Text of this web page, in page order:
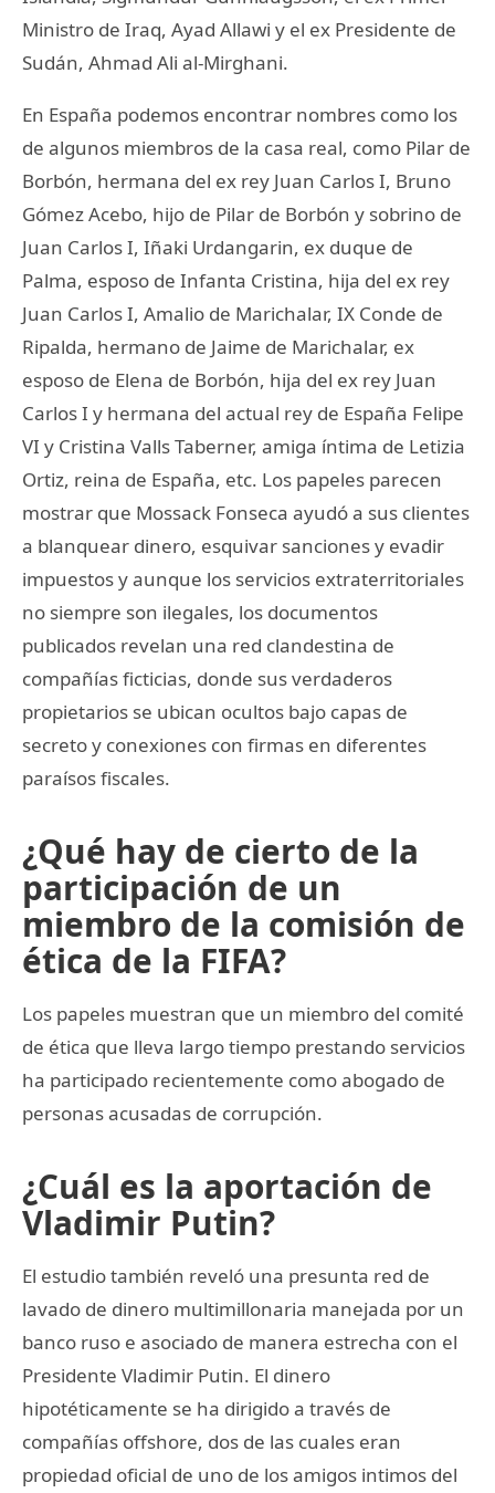
Ministro de Iraq, Ayad Allawi y el ex Presidente de
Sudán, Ahmad Ali al-Mirghani.
En España podemos encontrar nombres como los
de algunos miembros de la casa real, como Pilar de
Borbón, hermana del ex rey Juan Carlos I, Bruno
Gómez Acebo, hijo de Pilar de Borbón y sobrino de
Juan Carlos I, Iñaki Urdangarin, ex duque de
Palma, esposo de Infanta Cristina, hija del ex rey
Juan Carlos I, Amalio de Marichalar, IX Conde de
Ripalda, hermano de Jaime de Marichalar, ex
esposo de Elena de Borbón, hija del ex rey Juan
Carlos I y hermana del actual rey de España Felipe
VI y Cristina Valls Taberner, amiga íntima de Letizia
Ortiz, reina de España, etc. Los papeles parecen
mostrar que Mossack Fonseca ayudó a sus clientes
a blanquear dinero, esquivar sanciones y evadir
impuestos y aunque los servicios extraterritoriales
no siempre son ilegales, los documentos
publicados revelan una red clandestina de
compañías ficticias, donde sus verdaderos
propietarios se ubican ocultos bajo capas de
secreto y conexiones con firmas en diferentes
paraísos fiscales.
¿Qué hay de cierto de la
participación de un
miembro de la comisión de
ética de la FIFA?
Los papeles muestran que un miembro del comité
de ética que lleva largo tiempo prestando servicios
ha participado recientemente como abogado de
personas acusadas de corrupción.
¿Cuál es la aportación de
Vladimir Putin?
El estudio también reveló una presunta red de
lavado de dinero multimillonaria manejada por un
banco ruso e asociado de manera estrecha con el
Presidente Vladimir Putin. El dinero
hipotéticamente se ha dirigido a través de
compañías offshore, dos de las cuales eran
propiedad oficial de uno de los amigos intimos del